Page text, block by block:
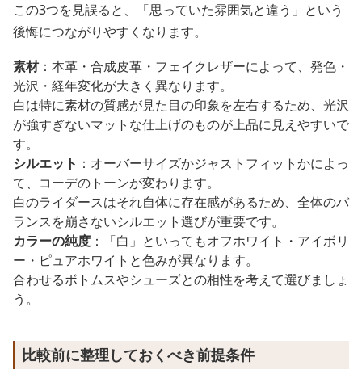
この3つを見誤ると、「思っていた雰囲気と違う」という
後悔につながりやすくなります。
素材：本革・合成皮革・フェイクレザーによって、発色・
光沢・経年変化が大きく異なります。
白は特に素材の質感が見た目の印象を左右するため、光沢
が強すぎないマットな仕上げのものが上品に見えやすいで
す。
シルエット ：オーバーサイズかジャストフィットかによっ
て、コーデのトーンが変わります。
白のライダースはそれ自体に存在感があるため、全体のバ
ランスを崩さないシルエット選びが重要です。
カラーの純度 ：「白」といってもオフホワイト・アイボリ
ー・ピュアホワイトと色みが異なります。
合わせるボトムスやシューズとの相性を考えて選びましょ
う。
比較前に整理しておくべき前提条件